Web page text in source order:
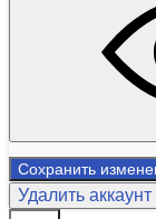
Сохранить
Удалить аккаунт